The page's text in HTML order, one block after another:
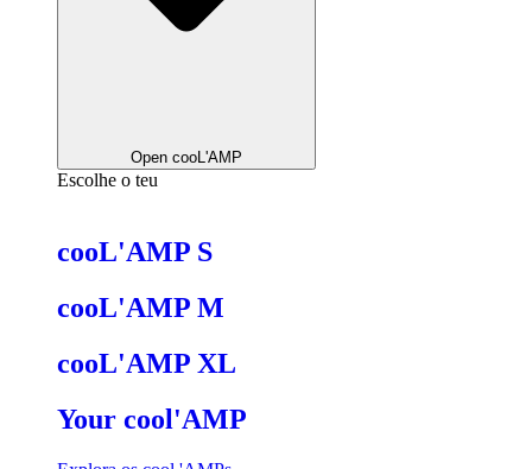
Open cooL'AMP
Escolhe o teu
cooL'AMP S
cooL'AMP M
cooL'AMP XL
Your cool'AMP